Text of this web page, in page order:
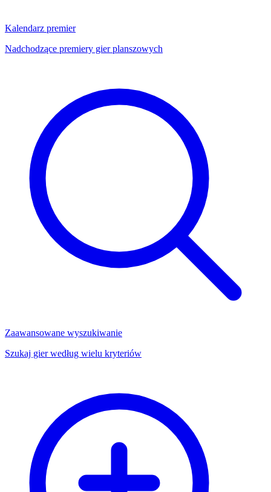
Kalendarz premier
Nadchodzące premiery gier planszowych
Zaawansowane wyszukiwanie
Szukaj gier według wielu kryteriów